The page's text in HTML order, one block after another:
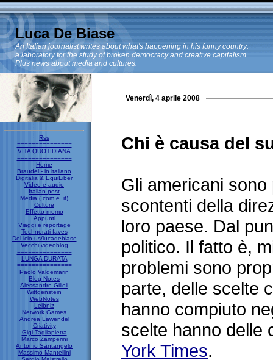
Luca De Biase
An Italian journalist writes about what's happening in his funny country:
a laboratory for the study of broken democracy and creative capitalism.
Plus news about media and cultures.
Rss
===============
VITA QUOTIDIANA
===============
Home
Braudel - in italiano
Digitalia & EquiLiber
Video e audio
Italian post
Media (.com e .it)
Culture
Effetto memo
Appunti
Viaggi e reportage
Technorati faves
Del.icio.us/lucadebiase
Vecchi videoblog
===============
LUNGA DURATA
===============
Paolo Valdemarin
Blog Notes
Alessandro Gilioli
Wittgenstein
WebNotes
Leibniz
Network Games
Andrea Lawendel
Criativity
Gigi Tagliapietra
Marco Zamperini
Antonio Santangelo
Massimo Mantellini
Venerdì, 4 aprile 2008
Chi è causa del
Gli americani
scontenti della
loro paese. Dal
politico. Il fatto è,
problemi sono
parte, delle scelte
hanno compiuto
scelte hanno delle
York Times.